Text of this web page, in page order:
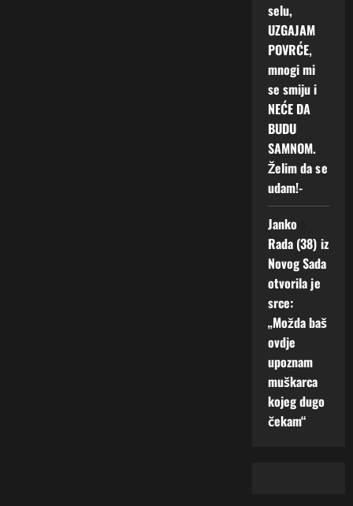
selu,
UZGAJAM
POVRĆE,
mnogi mi
se smiju i
NEĆE DA
BUDU
SAMNOM.
Želim da se
udam!-
Janko
Rada (38) iz
Novog Sada
otvorila je
srce:
„Možda baš
ovdje
upoznam
muškarca
kojeg dugo
čekam“